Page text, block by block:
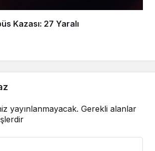
Kazası: 27 Yaralı
yayınlanmayacak. Gerekli alanlar